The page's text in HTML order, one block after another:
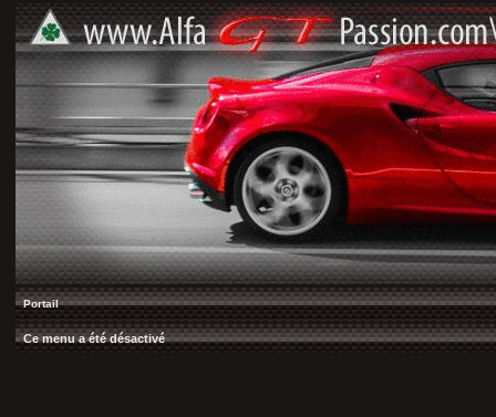
Portail
Ce menu a été désactivé